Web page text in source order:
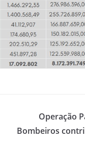
Operação
Bombeiros